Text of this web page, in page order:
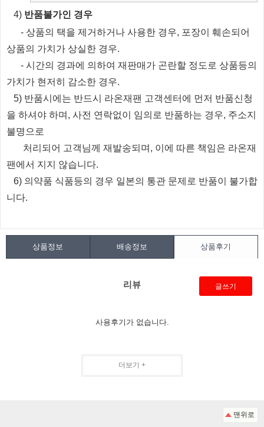
​4) 반품불가인 경우
- 상품의 택을 제거하거나 사용한 경우, 포장이 훼손되어
상품의 가치가 상실한 경우.
- 시간의 경과에 의하여 재판매가 곤란할 정도로 상품등의
가치가 현저히 감소한 경우.
5) 반품시에는 반드시 라온재팬 고객센터에 먼저 반품신청
을 하셔야 하며, 사전 연락없이 임의로 반품하는 경우, 주소지
불명으로
처리되 어 고객님께 재발송되며, 이에 따른 책임은 라온재
팬에서 지지 않습니다.
6) 의약품 식품등의 경우 일본의 통관 문제로 반품이 불가합
니다.
상품정보 배송정보 상품후기
리뷰 글쓰기
사용후기가 없습니다.
더보기 +
맨위로